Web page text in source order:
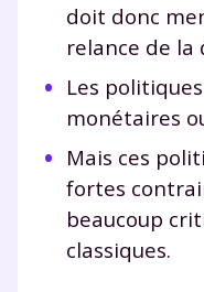
doit donc
relance de la
Les
monétaires
Mais ces
fortes
beaucoup
classiques.